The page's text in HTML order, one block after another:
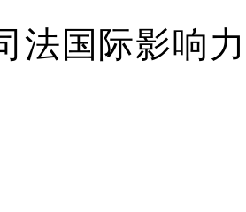
法国际影响